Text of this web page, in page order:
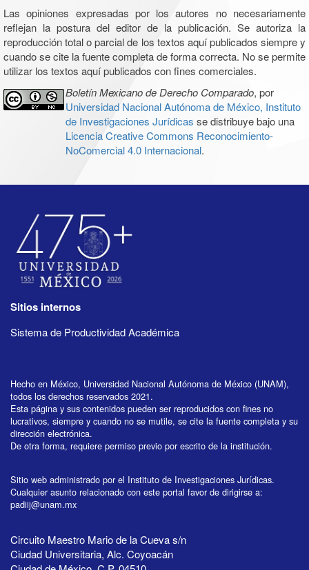
Las opiniones expresadas por los autores no necesariamente
reflejan la postura del editor de la publicación. Se autoriza la
reproducción total o parcial de los textos aquí publicados siempre y
cuando se cite la fuente completa de forma correcta. No se permite
utilizar los textos aquí publicados con fines comerciales.
Boletín Mexicano de Derecho Comparado, por
Universidad Nacional Autónoma de México, Instituto
de Investigaciones Jurídicas se distribuye bajo una
Licencia Creative Commons Reconocimiento-
NoComercial 4.0 Internacional.
Sitios internos
Sistema de Productividad Académica
Hecho en México, Universidad Nacional Autónoma de México (UNAM),
todos los derechos reservados 2021.
Esta página y sus contenidos pueden ser reproducidos con fines no
lucrativos, siempre y cuando no se mutile, se cite la fuente completa y su
dirección electrónica.
De otra forma, requiere permiso previo por escrito de la institución.
Sitio web administrado por el Instituto de Investigaciones Jurídicas.
Cualquier asunto relacionado con este portal favor de dirigirse a:
padiij@unam.mx
Circuito Maestro Mario de la Cueva s/n
Ciudad Universitaria, Alc. Coyoacán